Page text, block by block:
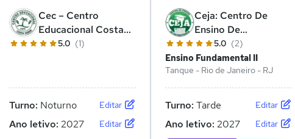
Cec – Centro
Educacional Costa
Verde5.0 (1)
Turno: Noturno Editar
Ano letivo: 2027 Editar
Ceja: Centro De
Ensino De
Jacarepaguá
5.0 (2)
Ensino Fundamental II
Tanque - Rio de Janeiro - RJ
Turno: Tarde Editar
Ano letivo: 2027
Editar